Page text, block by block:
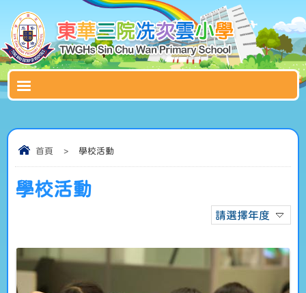
首頁 > 學校活動
學校活動
請選擇年度